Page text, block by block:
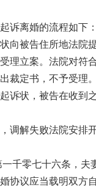
诉离婚的流程如下：
向被告住所地法院
理立案。法院对符
裁定书，不予受理。
诉状，被告在收到
调解失败法院安排
一千零七十六条，
协议应当载明双方